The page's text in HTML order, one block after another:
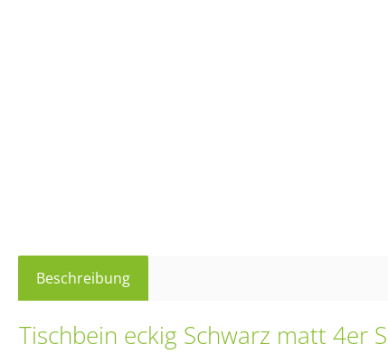
Beschreibung
Tischbein eckig Schwarz matt 4er